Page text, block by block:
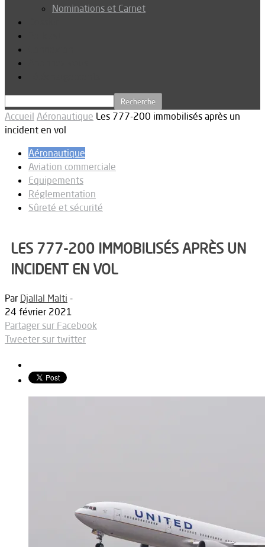
Nominations et Carnet
Accueil Aéronautique Les 777-200 immobilisés après un
incident en vol
Aéronautique
Aviation commerciale
Equipements
Réglementation
Sûreté et sécurité
LES 777-200 IMMOBILISÉS APRÈS UN
INCIDENT EN VOL
Par Djallal Malti -
24 février 2021
Partager sur Facebook
Tweeter sur twitter